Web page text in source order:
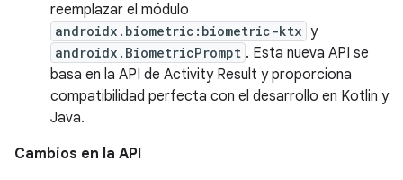
reemplazar el módulo
androidx.biometric:biometric-ktx y
androidx.BiometricPrompt . Esta nueva API se
basa en la API de Activity Result y proporciona
compatibilidad perfecta con el desarrollo en Kotlin y
Java.
Cambios en la API